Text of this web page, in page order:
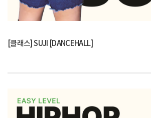
[클래스] SUJI [DANCEHALL]